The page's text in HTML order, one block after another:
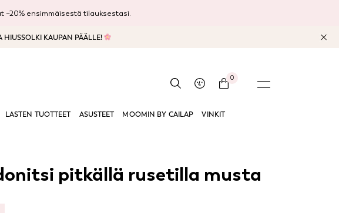
–20% ensimmäisestä tilauksestasi.
HIUSSOLKI KAUPAN PÄÄLLE!
0
LASTEN TUOTTEET ASUSTEET MOOMIN BY CAILAP VINKIT
pitkällä rusetilla musta